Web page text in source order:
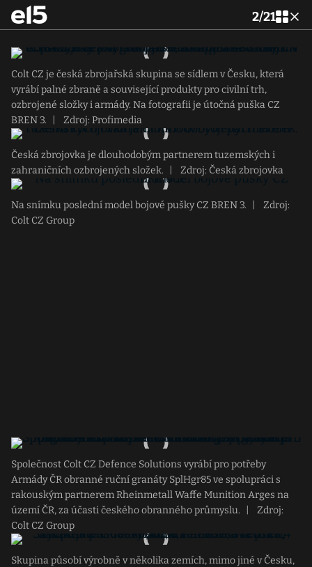
2/21
Colt CZ je česká zbrojařská skupina se sídlem v Česku, která
vyrábí palné zbraně a související produkty pro civilní trh,
ozbrojené složky i armády. Na fotografii je útočná puška CZ
BREN 3.
Zdroj: Profimedia
Česká zbrojovka je dlouhodobým partnerem tuzemských i
zahraničních ozbrojených složek.
Zdroj: Česká zbrojovka
Na snímku poslední model bojové pušky CZ BREN 3.
Zdroj:
Colt CZ Group
Společnost Colt CZ Defence Solutions vyrábí pro potřeby
Armády ČR obranné ruční granáty SplHgr85 ve spolupráci s
rakouským partnerem Rheinmetall Waffe Munition Arges na
území ČR, za účasti českého obranného průmyslu.
Zdroj:
Colt CZ Group
Skupina působí výrobně v několika zemích, mimo jiné v Česku,